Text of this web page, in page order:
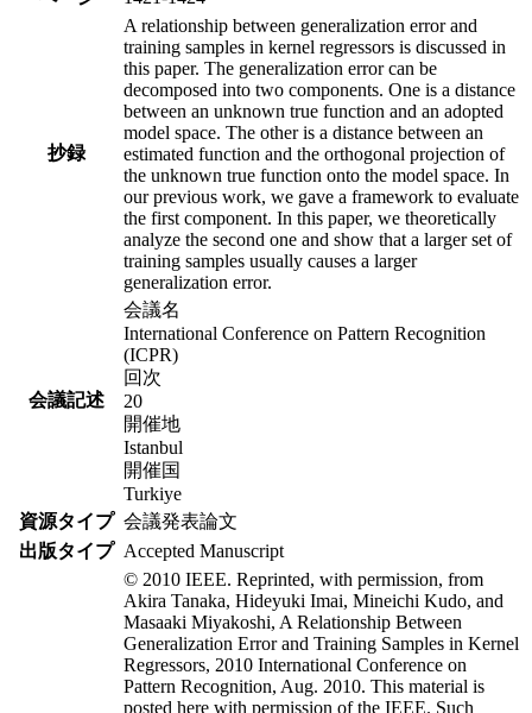
抄録
A relationship between generalization error and
training samples in kernel regressors is discussed in
this paper. The generalization error can be
decomposed into two components. One is a distance
between an unknown true function and an adopted
model space. The other is a distance between an
estimated function and the orthogonal projection of
the unknown true function onto the model space. In
our previous work, we gave a framework to evaluate
the first component. In this paper, we theoretically
analyze the second one and show that a larger set of
training samples usually causes a larger
generalization error.
会議記述
会議名
International Conference on Pattern Recognition
(ICPR)
回次
20
開催地
Istanbul
開催国
Turkiye
資源タイプ 会議発表論文
出版タイプ Accepted Manuscript
© 2010 IEEE. Reprinted, with permission, from
Akira Tanaka, Hideyuki Imai, Mineichi Kudo, and
Masaaki Miyakoshi, A Relationship Between
Generalization Error and Training Samples in Kernel
Regressors, 2010 International Conference on
Pattern Recognition, Aug. 2010. This material is
posted here with permission of the IEEE. Such